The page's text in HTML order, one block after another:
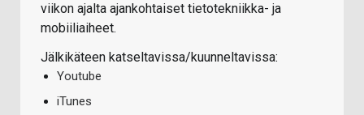
viikon ajalta ajankohtaiset tietotekniikka- ja
mobiiliaiheet.
Jälkikäteen katseltavissa/kuunneltavissa:
Youtube
iTunes